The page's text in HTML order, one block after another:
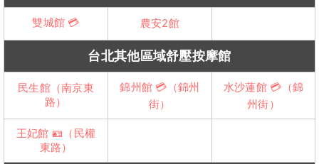
雙城館 💳 農安2館
台北其他區域舒壓按摩館
民生館（南京東
路）
錦州館 💳（錦州
街）
水沙蓮館 💳（錦
州街）
王妃館 🪪（民權
東路）